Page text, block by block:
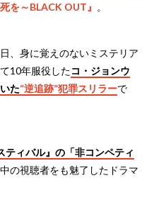
を～BLACK OUT』 。
、身に覚えのないミステリア
10年服役したコ・ジョンウ
た“逆追跡”犯罪スリラーで
ティバル』の「非コンペティ
の視聴者をも魅了したドラマ